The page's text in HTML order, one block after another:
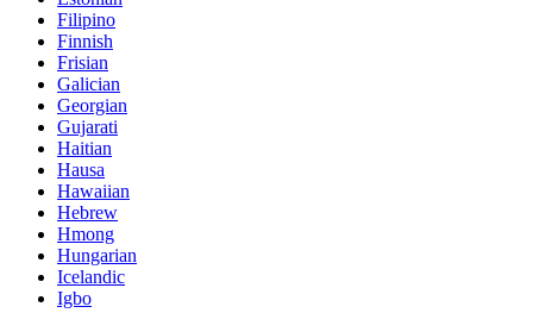
Filipino
Finnish
Frisian
Galician
Georgian
Gujarati
Haitian
Hausa
Hawaiian
Hebrew
Hmong
Hungarian
Icelandic
Igbo